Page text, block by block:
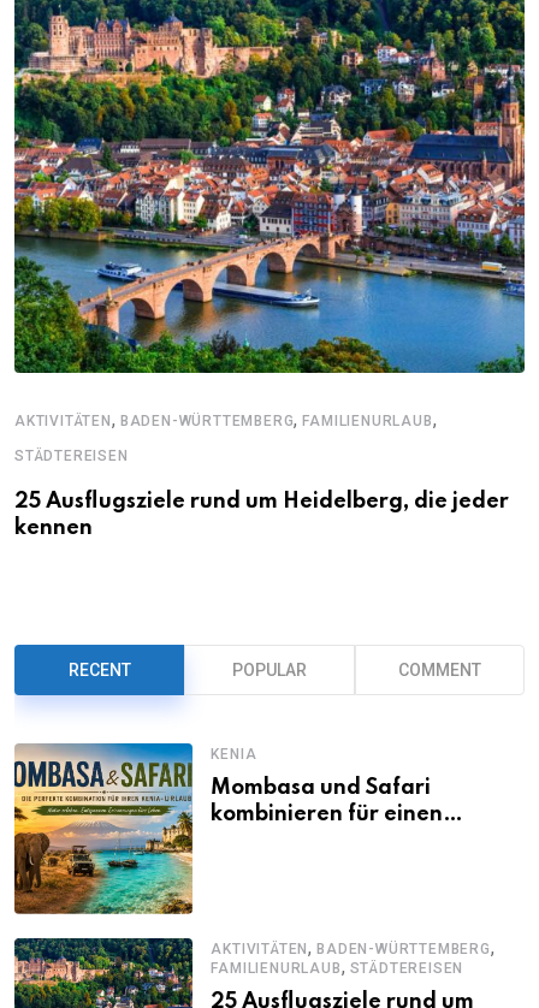
AKTIVITÄTEN , BADEN-WÜRTTEMBERG,FAMILIENURLAUB,
STÄDTEREISEN
25 Ausflugsziele rund um Heidelberg, die jeder
kennen
RECENT POPULAR COMMENT
KENIA
Mombasa und Safari
kombinieren für einen
AKTIVITÄTEN,BADEN-WÜRTTEMBERG,
FAMILIENURLAUB, STÄDTEREISEN
25 Ausflugsziele rund um